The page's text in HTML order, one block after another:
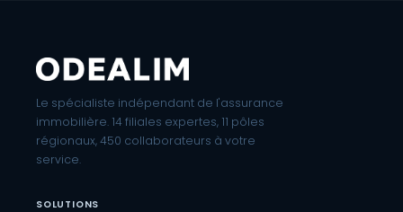
Le spécialiste indépendant de l'assurance
immobilière. 14 filiales expertes, 11 pôles
régionaux, 450 collaborateurs à votre
service.
SOLUTIONS